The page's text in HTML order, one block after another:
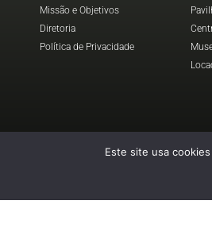
Missão e Objetivos
Diretoria
Política de Privacidade
Este site usa